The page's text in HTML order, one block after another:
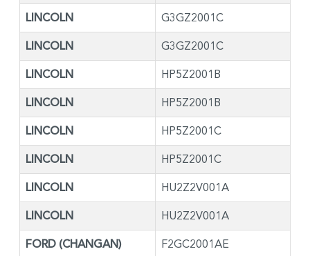
LINCOLN G3GZ2001C
LINCOLN G3GZ2001C
LINCOLN HP5Z2001B
LINCOLN HP5Z2001B
LINCOLN HP5Z2001C
LINCOLN HP5Z2001C
LINCOLN HU2Z2V001A
LINCOLN HU2Z2V001A
FORD (CHANGAN) F2GC2001AE